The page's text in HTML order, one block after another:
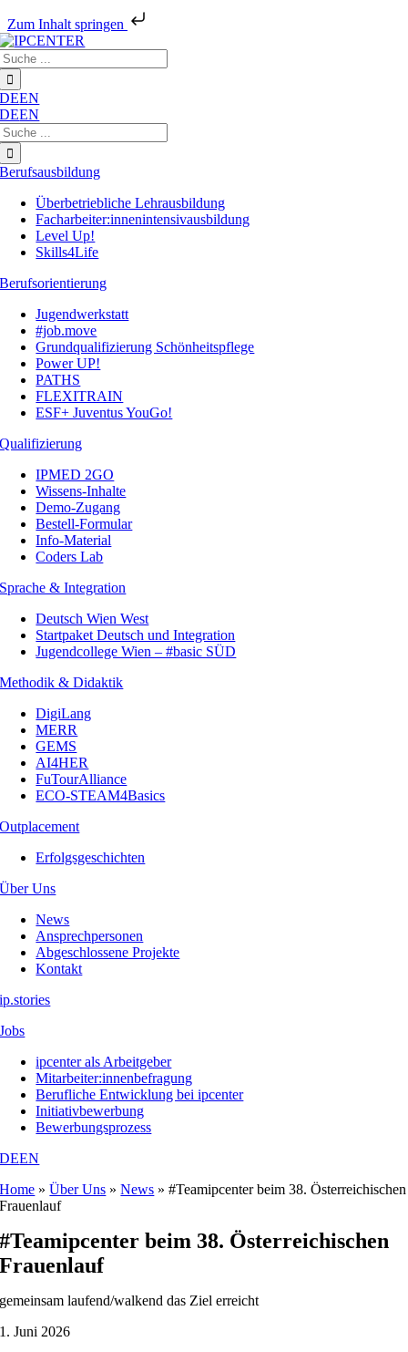
Zum Inhalt springen
Zum
Inhalt
springen
DEEN
DEEN
Berufsausbildung
Überbetriebliche Lehrausbildung
Facharbeiter:innenintensivausbildung
Level Up!
Skills4Life
Berufsorientierung
Jugendwerkstatt
#job.move
Grundqualifizierung Schönheitspflege
Power UP!
PATHS
FLEXITRAIN
ESF+ Juventus YouGo!
Qualifizierung
IPMED 2GO
Wissens-Inhalte
Demo-Zugang
Bestell-Formular
Info-Material
Coders Lab
Sprache & Integration
Deutsch Wien West
Startpaket Deutsch und Integration
Jugendcollege Wien – #basic SÜD
Methodik & Didaktik
DigiLang
MERR
GEMS
AI4HER
FuTourAlliance
ECO-STEAM4Basics
Outplacement
Erfolgsgeschichten
Über Uns
News
Ansprechpersonen
Abgeschlossene Projekte
Kontakt
ip.stories
Jobs
ipcenter als Arbeitgeber
Mitarbeiter:innenbefragung
Berufliche Entwicklung bei ipcenter
Initiativbewerbung
Bewerbungsprozess
DEEN
Home »Über Uns »News »#Teamipcenter beim 38. Österreichischen
Frauenlauf
#Teamipcenter beim 38. Österreichischen
Frauenlauf
gemeinsam laufend/walkend das Ziel erreicht
1. Juni 2026